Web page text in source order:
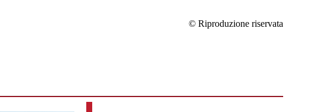
© Riproduzione riservata